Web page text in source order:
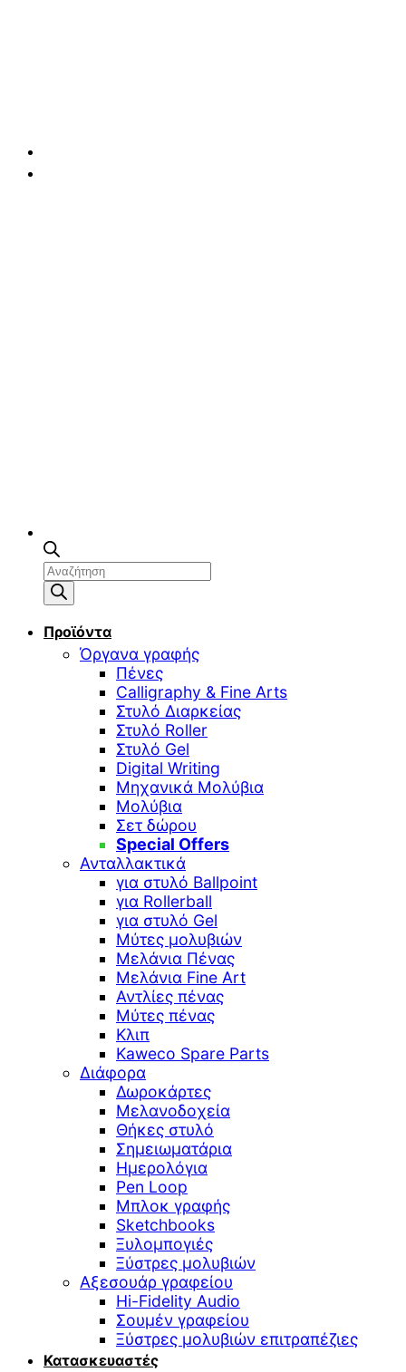
Αναζήτηση
προϊόντων
Προϊόντα
Όργανα γραφής
Πένες
Calligraphy & Fine Arts
Στυλό Διαρκείας
Στυλό Roller
Στυλό Gel
Digital Writing
Μηχανικά Μολύβια
Μολύβια
Σετ δώρου
Special Offers
Ανταλλακτικά
για στυλό Ballpoint
για Rollerball
για στυλό Gel
Μύτες μολυβιών
Μελάνια Πένας
Μελάνια Fine Art
Αντλίες πένας
Μύτες πένας
Κλιπ
Kaweco Spare Parts
Διάφορα
Δωροκάρτες
Μελανοδοχεία
Θήκες στυλό
Σημειωματάρια
Ημερολόγια
Pen Loop
Μπλοκ γραφής
Sketchbooks
Ξυλομπογιές
Ξύστρες μολυβιών
Αξεσουάρ γραφείου
Hi-Fidelity Audio
Σουμέν γραφείου
Ξύστρες μολυβιών επιτραπέζιες
Κατασκευαστές